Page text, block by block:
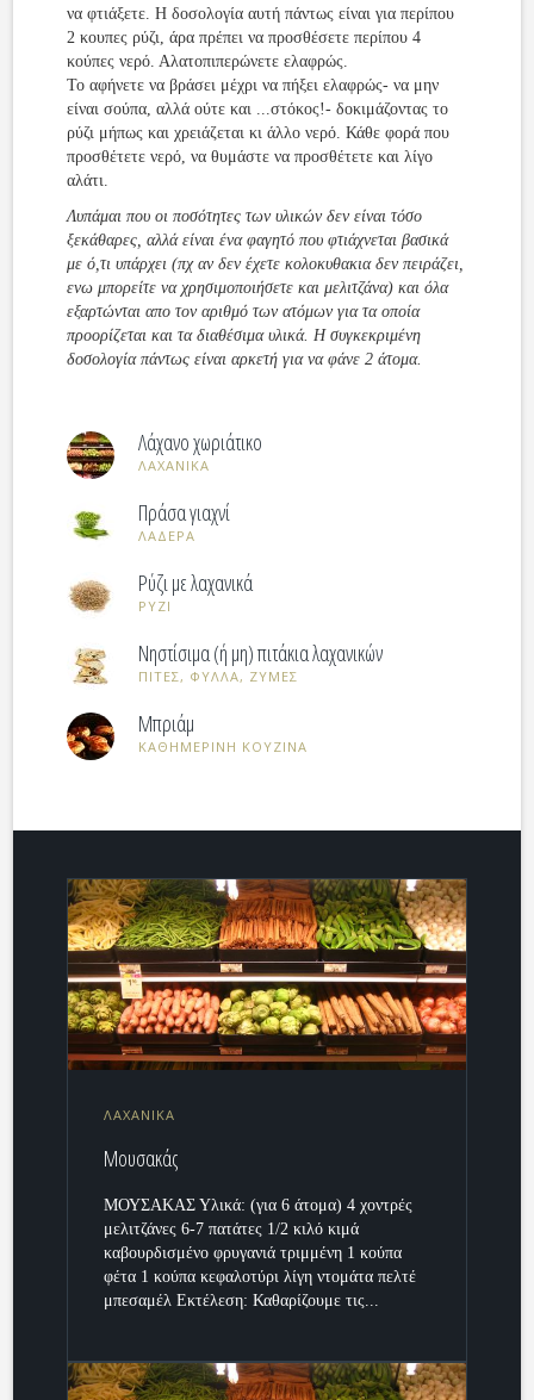
να φτιάξετε. Η δοσολογία αυτή πάντως είναι για περίπου
2 κουπες ρύζι, άρα πρέπει να προσθέσετε περίπου 4
κούπες νερό. Αλατοπιπερώνετε ελαφρώς.
Το αφήνετε να βράσει μέχρι να πήξει ελαφρώς- να μην
είναι σούπα, αλλά ούτε και ...στόκος!- δοκιμάζοντας το
ρύζι μήπως και χρειάζεται κι άλλο νερό. Κάθε φορά που
προσθέτετε νερό, να θυμάστε να προσθέτετε και λίγο
αλάτι.
Λυπάμαι που οι ποσότητες των υλικών δεν είναι τόσο
ξεκάθαρες, αλλά είναι ένα φαγητό που φτιάχνεται βασικά
με ό,τι υπάρχει (πχ αν δεν έχετε κολοκυθακια δεν πειράζει,
ενω μπορείτε να χρησιμοποιήσετε και μελιτζάνα) και όλα
εξαρτώνται απο τον αριθμό των ατόμων για τα οποία
προορίζεται και τα διαθέσιμα υλικά. Η συγκεκριμένη
δοσολογία πάντως είναι αρκετή για να φάνε 2 άτομα.
Λάχανο χωριάτικο
ΛΑΧΑΝΙΚΑ
Πράσα γιαχνί
ΛΑΔΕΡΑ
Ρύζι με λαχανικά
ΡΥΖΙ
Νηστίσιμα (ή μη) πιτάκια λαχανικών
ΠΙΤΕΣ, ΦΥΛΛΑ, ΖΥΜΕΣ
Μπριάμ
ΚΑΘΗΜΕΡΙΝΗ ΚΟΥΖΙΝΑ
ΛΑΧΑΝΙΚΑ
Μουσακάς
ΜΟΥΣΑΚΑΣ Υλικά: (για 6 άτομα) 4 χοντρές
μελιτζάνες 6-7 πατάτες 1/2 κιλό κιμά
καβουρδισμένο φρυγανιά τριμμένη 1 κούπα
φέτα 1 κούπα κεφαλοτύρι λίγη ντομάτα πελτέ
μπεσαμέλ Εκτέλεση: Καθαρίζουμε τις...